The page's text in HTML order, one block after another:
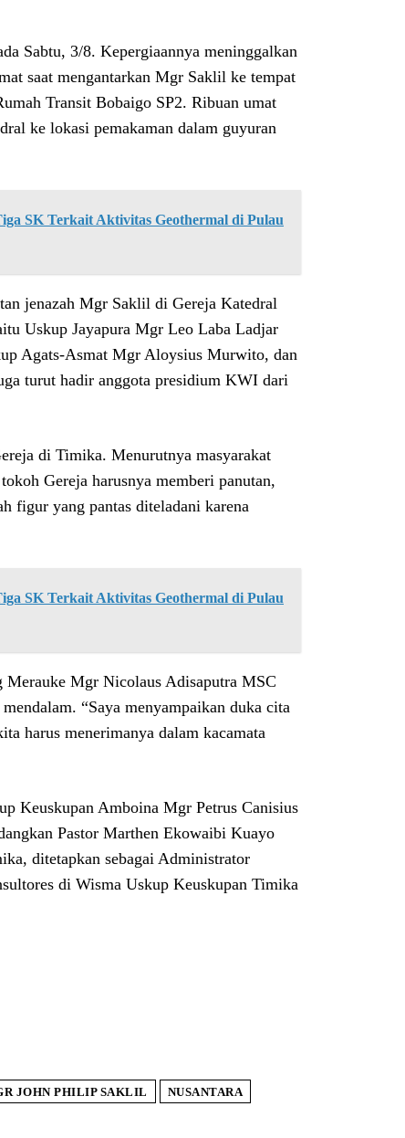
Sabtu, 3/8. Kepergiaannya meninggalkan
saat mengantarkan Mgr Saklil ke tempat
Transit Bobaigo SP2. Ribuan umat
ke lokasi pemakaman dalam guyuran
SK Terkait Aktivitas Geothermal di Pulau
jenazah Mgr Saklil di Gereja Katedral
Uskup Jayapura Mgr Leo Laba Ladjar
Agats-Asmat Mgr Aloysius Murwito, dan
turut hadir anggota presidium KWI dari
di Timika. Menurutnya masyarakat
Gereja harusnya memberi panutan,
figur yang pantas diteladani karena
SK Terkait Aktivitas Geothermal di Pulau
Mgr Nicolaus Adisaputra MSC
“Saya menyampaikan duka cita
harus menerimanya dalam kacamata
Keuskupan Amboina Mgr Petrus Canisius
Pastor Marthen Ekowaibi Kuayo
ditetapkan sebagai Administrator
di Wisma Uskup Keuskupan Timika
JOHN PHILIP SAKLIL
NUSANTARA